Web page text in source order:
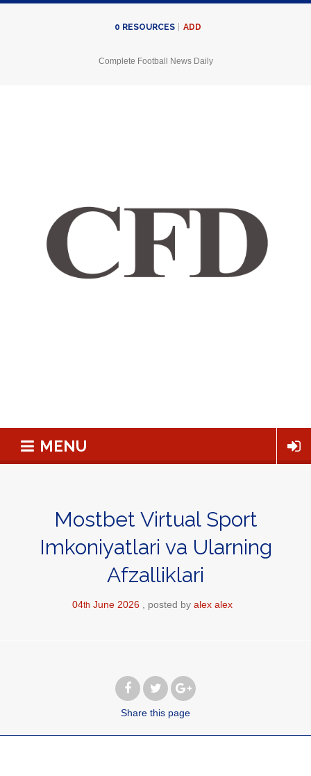
0 RESOURCES ADD
Complete Football News Daily
MENU
Mostbet Virtual Sport
Imkoniyatlari va Ularning
Afzalliklari
04th June 2026 posted by alex alex
Share this page